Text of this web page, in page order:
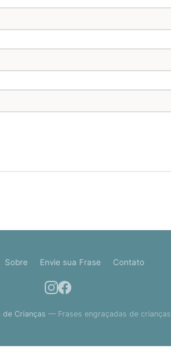
Sobre Envie sua Frase Contato
de Crianças — Frases engraçadas de crianças